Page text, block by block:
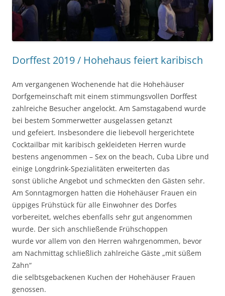
Dorffest 2019 / Hohehaus feiert karibisch
Am vergangenen Wochenende hat die Hohehäuser
Dorfgemeinschaft mit einem stimmungsvollen Dorffest
zahlreiche Besucher angelockt. Am Samstagabend wurde
bei bestem Sommerwetter ausgelassen getanzt
und gefeiert. Insbesondere die liebevoll hergerichtete
Cocktailbar mit karibisch gekleideten Herren wurde
bestens angenommen – Sex on the beach, Cuba Libre und
einige Longdrink-Spezialitäten erweiterten das
sonst übliche Angebot und schmeckten den Gästen sehr.
Am Sonntagmorgen hatten die Hohehäuser Frauen ein
üppiges Frühstück für alle Einwohner des Dorfes
vorbereitet, welches ebenfalls sehr gut angenommen
wurde. Der sich anschließende Frühschoppen
wurde vor allem von den Herren wahrgenommen, bevor
am Nachmittag schließlich zahlreiche Gäste „mit süßem
Zahn“
die selbtsgebackenen Kuchen der Hohehäuser Frauen
genossen.